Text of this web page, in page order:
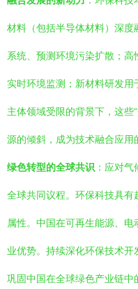
材料（包括半导体材料）深
系统、预测环境污染扩散；
实时环境监测；新材料研发
主体领域受限的背景下，这些
源的倾斜，成为技术融合应用
绿色转型的全球共识 ：应对
全球共同议程。环保科技具有
属性。中国在可再生能源、
业优势。持续深化环保技术开
巩固中国在全球绿色产业链